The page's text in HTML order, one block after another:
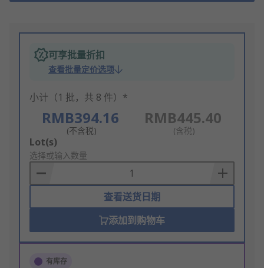
可享批量折扣
查看批量定价选项
小计（1 批，共 8 件）*
RMB394.16
(不含税)
RMB445.40
(含税)
Add
to
Basket
Lot(s)
选择或输入数量
查看送货日期
添加到购物车
有库存